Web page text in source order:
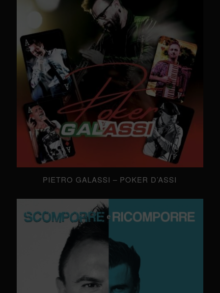
PIETRO GALASSI – POKER D’ASSI